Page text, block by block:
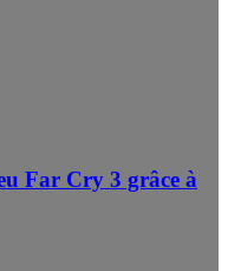
Far Cry 3 grâce à